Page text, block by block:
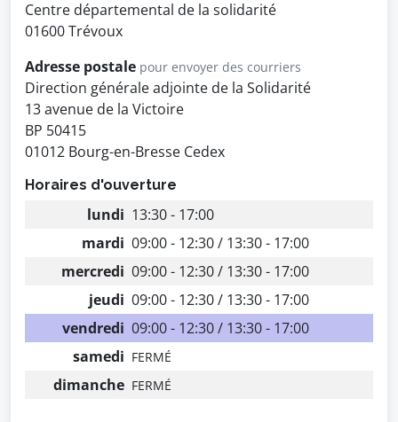
Centre départemental de la solidarité
01600 Trévoux
Adresse postale pour envoyer des courriers
Direction générale adjointe de la Solidarité
13 avenue de la Victoire
BP 50415
01012 Bourg-en-Bresse Cedex
Horaires d'ouverture
lundi 13:30 - 17:00
mardi 09:00 - 12:30 / 13:30 - 17:00
mercredi 09:00 - 12:30 / 13:30 - 17:00
jeudi 09:00 - 12:30 / 13:30 - 17:00
vendredi 09:00 - 12:30 / 13:30 - 17:00
samedi FERMÉ
dimanche FERMÉ